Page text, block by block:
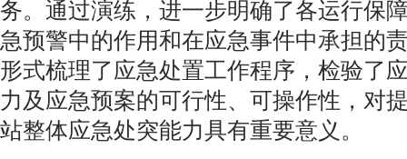
务。通过演练，进一步明确了各运行保
急预警中的作用和在应急事件中承担的
形式梳理了应急处置工作程序，检验了
力及应急预案的可行性、可操作性，对
站整体应急处突能力具有重要意义。